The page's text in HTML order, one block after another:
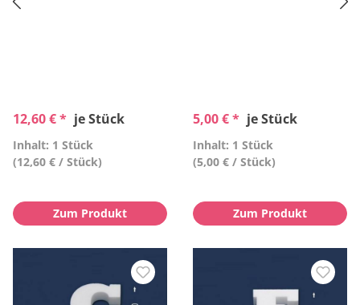
12,60 € * je Stück
Inhalt: 1 Stück
(12,60 € / Stück)
Zum Produkt
5,00 € * je Stück
Inhalt: 1 Stück
(5,00 € / Stück)
Zum Produkt